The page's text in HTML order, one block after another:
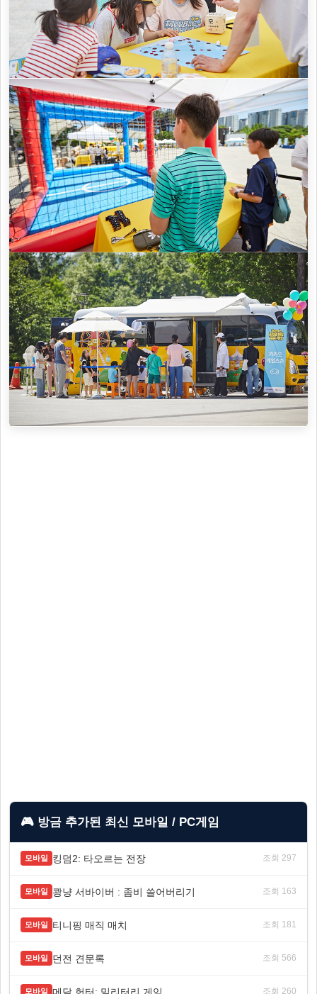
🎮 방금 추가된 최신 모바일 / PC게임
모바일 킹덤2: 타오르는 전장 조회 297
모바일 쾅냥 서바이버 : 좀비 쓸어버리기 조회 163
모바일 티니핑 매직 매치 조회 181
모바일 던전 견문록 조회 566
모바일 메달 헌터: 밀리터리 게임 조회 260